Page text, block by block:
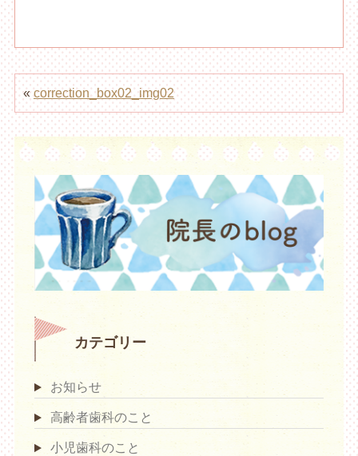
«correction_box02_img02
カテゴリー
お知らせ
高齢者歯科のこと
小児歯科のこと